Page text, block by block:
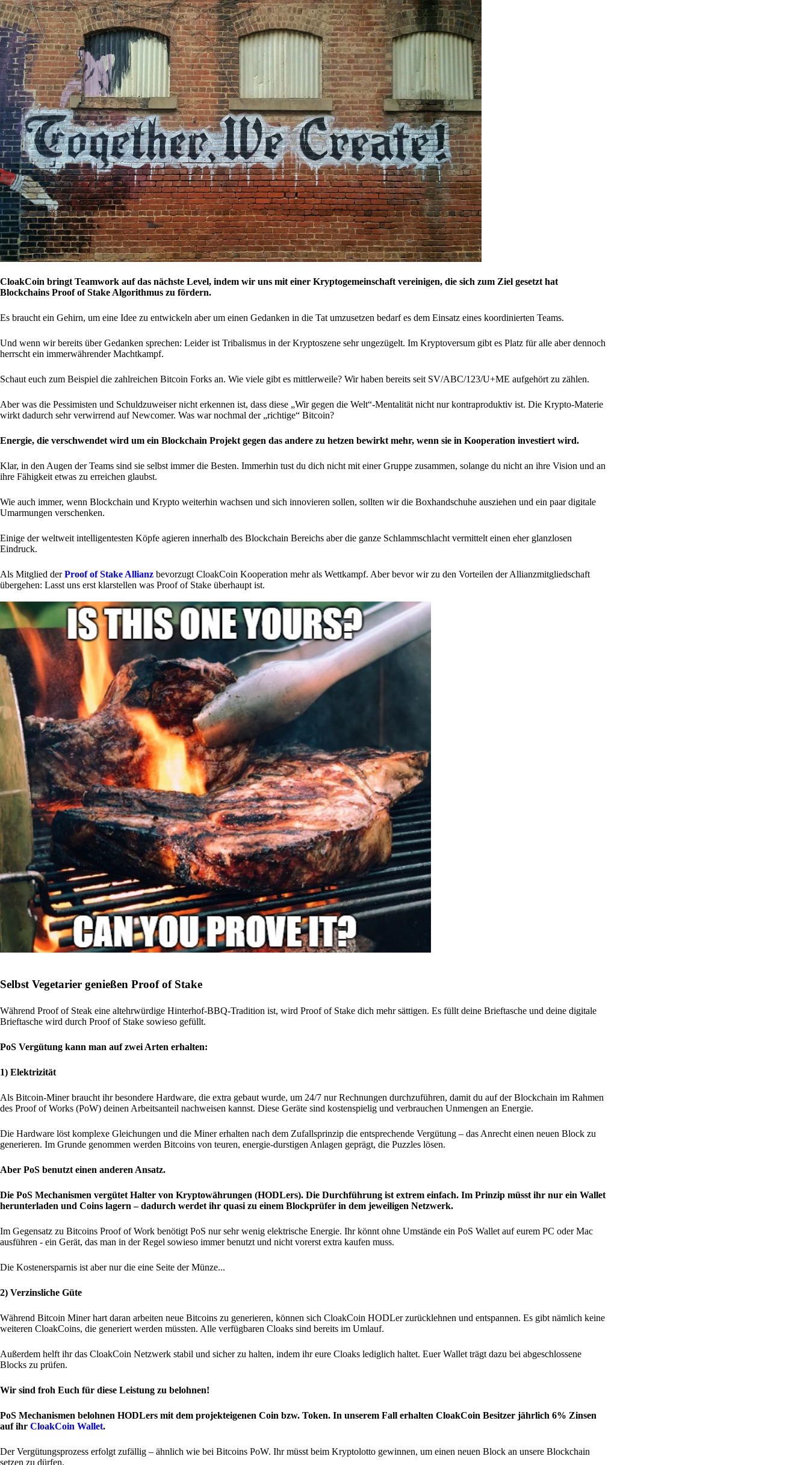
CloakCoin bringt Teamwork auf das nächste Level, indem wir uns mit einer Kryptogemeinschaft vereinigen, die sich zum Ziel gesetzt hat
Blockchains Proof of Stake Algorithmus zu fördern.
Es braucht ein Gehirn, um eine Idee zu entwickeln aber um einen Gedanken in die Tat umzusetzen bedarf es dem Einsatz eines koordinierten Teams.
Und wenn wir bereits über Gedanken sprechen: Leider ist Tribalismus in der Kryptoszene sehr ungezügelt. Im Kryptoversum gibt es Platz für alle aber dennoch
herrscht ein immerwährender Machtkampf.
Schaut euch zum Beispiel die zahlreichen Bitcoin Forks an. Wie viele gibt es mittlerweile? Wir haben bereits seit SV/ABC/123/U+ME aufgehört zu zählen.
Aber was die Pessimisten und Schuldzuweiser nicht erkennen ist, dass diese „Wir gegen die Welt“-Mentalität nicht nur kontraproduktiv ist. Die Krypto-Materie
wirkt dadurch sehr verwirrend auf Newcomer. Was war nochmal der „richtige“ Bitcoin?
Energie, die verschwendet wird um ein Blockchain Projekt gegen das andere zu hetzen bewirkt mehr, wenn sie in Kooperation investiert wird.
Klar, in den Augen der Teams sind sie selbst immer die Besten. Immerhin tust du dich nicht mit einer Gruppe zusammen, solange du nicht an ihre Vision und an
ihre Fähigkeit etwas zu erreichen glaubst.
Wie auch immer, wenn Blockchain und Krypto weiterhin wachsen und sich innovieren sollen, sollten wir die Boxhandschuhe ausziehen und ein paar digitale
Umarmungen verschenken.
Einige der weltweit intelligentesten Köpfe agieren innerhalb des Blockchain Bereichs aber die ganze Schlammschlacht vermittelt einen eher glanzlosen
Eindruck.
Als Mitglied derProof of Stake Allianz bevorzugt CloakCoin Kooperation mehr als Wettkampf. Aber bevor wir zu den Vorteilen der Allianzmitgliedschaft
übergehen: Lasst uns erst klarstellen was Proof of Stake überhaupt ist.
Selbst Vegetarier genießen Proof of Stake
Während Proof of Steak eine altehrwürdige Hinterhof-BBQ-Tradition ist, wird Proof of Stake dich mehr sättigen. Es füllt deine Brieftasche und deine digitale
Brieftasche wird durch Proof of Stake sowieso gefüllt.
PoS Vergütung kann man auf zwei Arten erhalten:
1) Elektrizität
Als Bitcoin-Miner braucht ihr besondere Hardware, die extra gebaut wurde, um 24/7 nur Rechnungen durchzuführen, damit du auf der Blockchain im Rahmen
des Proof of Works (PoW) deinen Arbeitsanteil nachweisen kannst. Diese Geräte sind kostenspielig und verbrauchen Unmengen an Energie.
Die Hardware löst komplexe Gleichungen und die Miner erhalten nach dem Zufallsprinzip die entsprechende Vergütung – das Anrecht einen neuen Block zu
generieren. Im Grunde genommen werden Bitcoins von teuren, energie-durstigen Anlagen geprägt, die Puzzles lösen.
Aber PoS benutzt einen anderen Ansatz.
Die PoS Mechanismen vergütet Halter von Kryptowährungen (HODLers). Die Durchführung ist extrem einfach. Im Prinzip müsst ihr nur ein Wallet
herunterladen und Coins lagern – dadurch werdet ihr quasi zu einem Blockprüfer in dem jeweiligen Netzwerk.
Im Gegensatz zu Bitcoins Proof of Work benötigt PoS nur sehr wenig elektrische Energie. Ihr könnt ohne Umstände ein PoS Wallet auf eurem PC oder Mac
ausführen - ein Gerät, das man in der Regel sowieso immer benutzt und nicht vorerst extra kaufen muss.
Die Kostenersparnis ist aber nur die eine Seite der Münze...
2) Verzinsliche Güte
Während Bitcoin Miner hart daran arbeiten neue Bitcoins zu generieren, können sich CloakCoin HODLer zurücklehnen und entspannen. Es gibt nämlich keine
weiteren CloakCoins, die generiert werden müssten. Alle verfügbaren Cloaks sind bereits im Umlauf.
Außerdem helft ihr das CloakCoin Netzwerk stabil und sicher zu halten, indem ihr eure Cloaks lediglich haltet. Euer Wallet trägt dazu bei abgeschlossene
Blocks zu prüfen.
Wir sind froh Euch für diese Leistung zu belohnen!
PoS Mechanismen belohnen HODLers mit dem projekteigenen Coin bzw. Token. In unserem Fall erhalten CloakCoin Besitzer jährlich 6% Zinsen
auf ihr CloakCoin Wallet.
Der Vergütungsprozess erfolgt zufällig – ähnlich wie bei Bitcoins PoW. Ihr müsst beim Kryptolotto gewinnen, um einen neuen Block an unsere Blockchain
setzen zu dürfen.